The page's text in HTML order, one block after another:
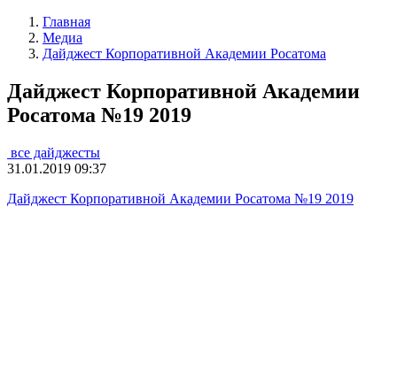
Главная
Медиа
Дайджест Корпоративной Академии Росатома
Дайджест Корпоративной Академии
Росатома №19 2019
все дайджесты
31.01.2019 09:37
Дайджест Корпоративной Академии Росатома №19 2019